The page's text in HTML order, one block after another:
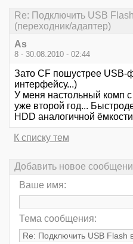
Re: Подключить USB
(переходник/адаптер)
As
8 - 30.08.2010 - 02:44
Зато CF пошустрее
интерфейсу...)
У меня настольный комп
уже второй год...
HDD аналогичной
К списку тем
Добавить новое
Ваше имя:
Тема сообщения: